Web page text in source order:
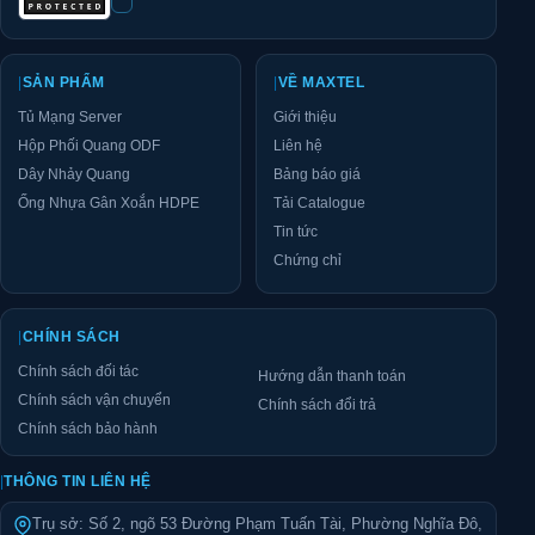
MTWR-15U400
MTWR-
Kiểu dáng
Tủ rack treo tường
Kích thước
bao ngoài
Chuẩn rack
15U – Thanh Profile Rails chuẩn 19
inch theo tiêu chuẩn EIA-310, có đánh
Thép tấm SPCC chịu lực cao Thép tấm
Độ dày khung
chuẩn
Độ dày cánh
trước
1,0 mm
Độ dày cánh
sau
1,0 mm
Độ dày cánh
1,0 mm 1,2 mm
SẢN PHẨM
Tủ Mạng Server
Hộp Phối Quang ODF
Dây Nhảy Quang
Ống Nhựa Gân Xoắn HDPE
VỀ MAXTEL
Giới thiệu
Liên hệ
Bảng báo giá
Tải Catalogue
Tin tức
Chứng chỉ
CHÍNH SÁCH
Chính sách đối tác
Chính sách vận chuyển
Chính sách bảo hành
Hướng dẫn thanh toán
Chính sách đổi trả
|THÔNG TIN LIÊN HỆ
Trụ sở: Số 2, ngõ 53 Đường Phạm Tuấn Tài, Phường Nghĩa Đô,